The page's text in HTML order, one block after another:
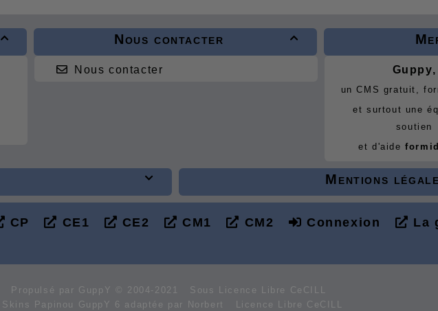
 
Nous contacter
Nous contacter Guppy,
un CMS gratuit,
et surtout une
soutien
et d'aide
 Mentions
CP CE1 CE2 CM1 CM2 Connexion La
Propulsé par GuppY © 2004-2021
Sous Licence Libre CeCILL
Skins Papinou GuppY 6 adaptée par Norbert
Licence Libre CeCILL